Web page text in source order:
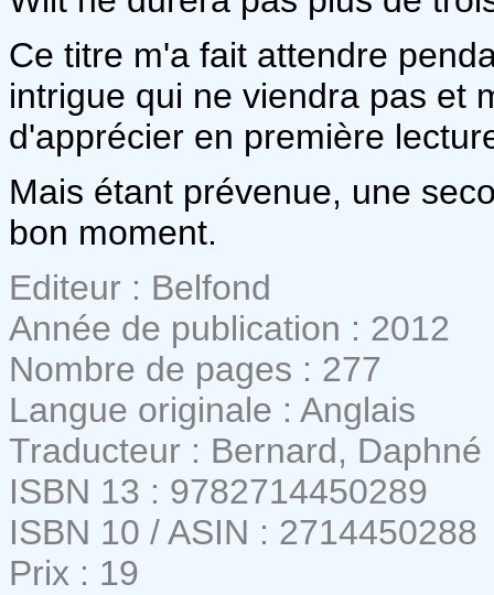
Ce titre m'a fait attendre
intrigue qui ne viendra pas et
d'apprécier en première
Mais étant prévenue, une
bon moment.
Editeur : Belfond
Année de publication : 2012
Nombre de pages : 277
Langue originale : Anglais
Traducteur : Bernard, Daphné
ISBN 13 : 9782714450289
ISBN 10 / ASIN : 2714450288
Prix : 19